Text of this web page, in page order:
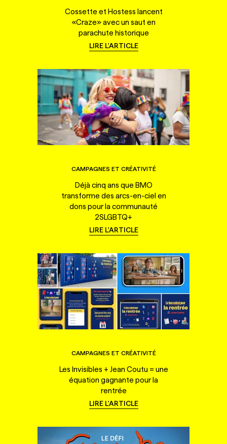
Cossette et Hostess lancent
«Craze» avec un saut en
parachute historique
LIRE L'ARTICLE
CAMPAGNES ET CRÉATIVITÉ
Déjà cinq ans que BMO
transforme des arcs-en-ciel en
dons pour la communauté
2SLGBTQ+
LIRE L'ARTICLE
CAMPAGNES ET CRÉATIVITÉ
Les Invisibles + Jean Coutu = une
équation gagnante pour la
rentrée
LIRE L'ARTICLE